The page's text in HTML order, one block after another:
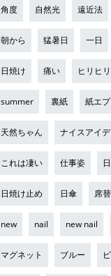
角度 自然光 遠近法
朝から 猛暑日 一日
日焼け 痛い ヒリヒリ
summer 裏紙 紙エ
天然ちゃん ナイスアイ
これは凄い 仕事姿
日焼け止め 日傘 席替
new nail new nail
マグネット ブルー